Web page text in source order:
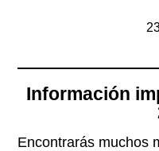
Información
Encontrarás muchos